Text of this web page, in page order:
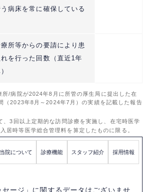
病床を常に確保している
所等からの要請により患
を行った回数（直近1年
所/病院が2024年8月に所管の厚生局に提出した在
（2023年8月～2024年7月）の実績を記載した報告
、3回以上定期的な訪問診療を実施し、在宅時医学
居時等医学総合管理料を算定したものに限る。
当院について 診療機能 スタッフ紹介 採用情報
ージ」に関するデータはございませ